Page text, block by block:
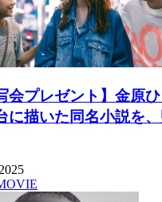
会プレゼント】金原
に描いた同名小説を